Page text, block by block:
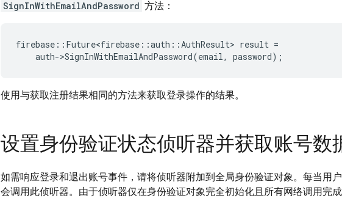
SignInWithEmailAndPassword 方法：
firebase :: Future<firebase ::auth ::AuthResult> result =
auth->SignInWithEmailAndPassword(email, password);
使用与获取注册结果相同的方法来获取登录操作的结果。
设置身份验证状态侦听器并获取账号数
如需响应登录和退出账号事件，请将侦听器附加到全局身份验证对象。每当用
会调用此侦听器。由于侦听器仅在身份验证对象完全初始化且所有网络调用完